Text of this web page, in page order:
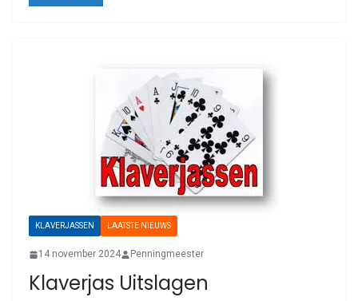
KLAVERJASSEN LAATSTE NIEUWS
14 november 2024 Penningmeester
Klaverjas Uitslagen